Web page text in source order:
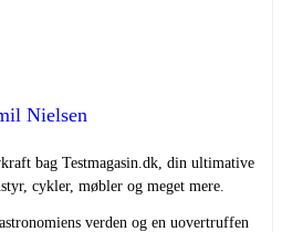
Nielsen
bag Testmagasin.dk, din ultimative
cykler, møbler og meget mere.
verden og en uovertruffen